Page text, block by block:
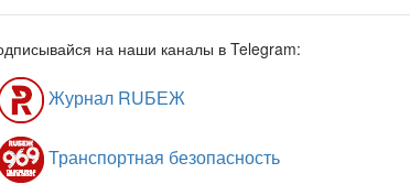
на наши каналы в Telegram:
Журнал RUБЕЖ
Транспортная безопасность